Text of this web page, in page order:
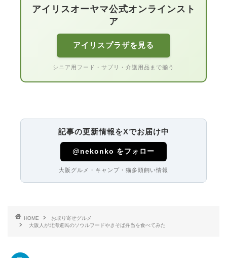
アイリスオーヤマ公式オンラインスト
ア
アイリスプラザを見る
シニア用フード・サプリ・介護用品まで揃う
記事の更新情報をXでお届け中
@nekonko をフォロー
大阪グルメ・キャンプ・猫多頭飼い情報
HOME
お取り寄せグルメ
大阪人が北海道民のソウルフードやきそば弁当を食べてみた